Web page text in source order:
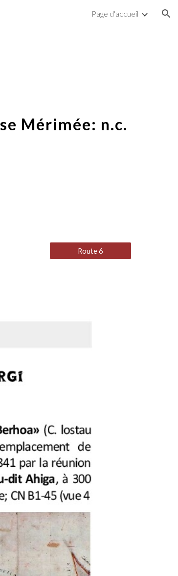
Page d'accueil
Mérimée: n.c.
Route 6